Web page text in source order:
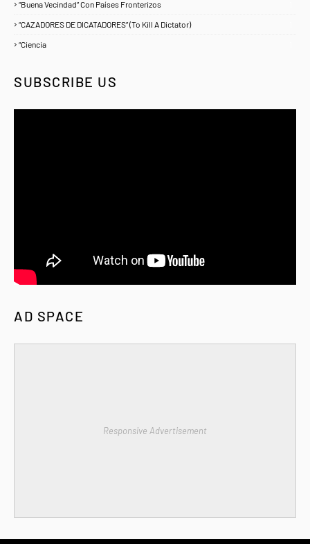
“Buena Vecindad” Con Países Fronterizos
“CAZADORES DE DICATADORES” (To Kill A Dictator)
“Ciencia
SUBSCRIBE US
AD SPACE
Responsive Advertisement